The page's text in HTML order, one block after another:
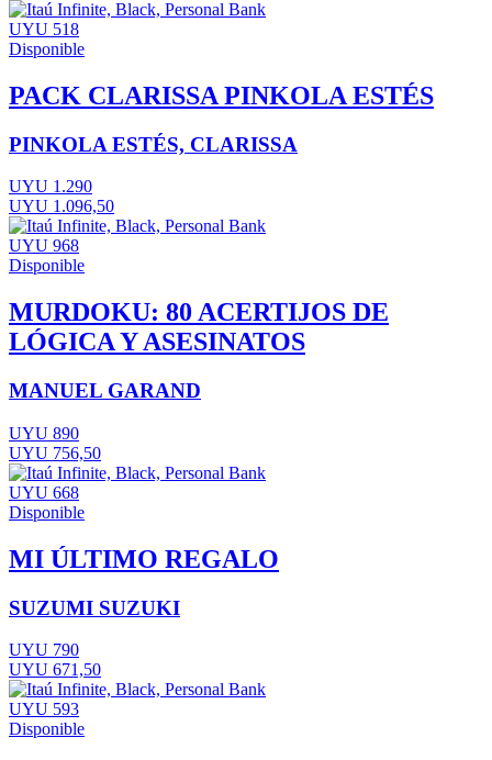
UYU 518
Disponible
PACK CLARISSA PINKOLA ESTÉS
PINKOLA ESTÉS, CLARISSA
UYU 1.290
UYU 1.096,50
UYU 968
Disponible
MURDOKU: 80 ACERTIJOS DE
LÓGICA Y ASESINATOS
MANUEL GARAND
UYU 890
UYU 756,50
UYU 668
Disponible
MI ÚLTIMO REGALO
SUZUMI SUZUKI
UYU 790
UYU 671,50
UYU 593
Disponible